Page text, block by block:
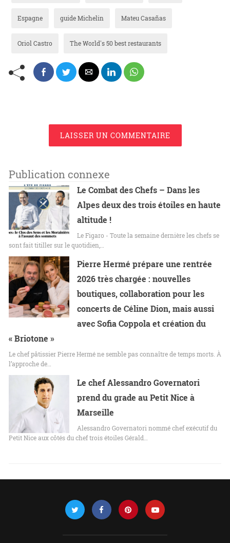
Espagne guide Michelin Mateu Casañas
Oriol Castro The World's 50 best restaurants
LAISSER UN COMMENTAIRE
Publication connexe
Le Combat des Chefs – Dans les
Alpes deux des trois étoiles en haute
altitude !
Le Figaro - Toute la semaine dernière les chefs se
sont fait titiller sur le quotidien,…
Pierre Hermé prépare une rentrée
2026 très chargée : nouvelles
boutiques, collaboration pour les
concerts de Céline Dion, mais aussi
avec Sofia Coppola et création du
« Briotone »
Le chef pâtissier Pierre Hermé ne semble pas connaître de temps morts. À
l’approche de…
Le chef Alessandro Governatori
prend du grade au Petit Nice à
Marseille
Alessandro Governatori nommé chef exécutif du
Petit Nice aux côtés du chef trois étoiles Gérald…